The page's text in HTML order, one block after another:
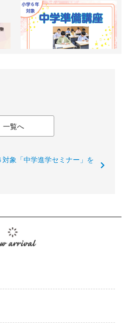
一覧へ
象「中学進学セミナー」を